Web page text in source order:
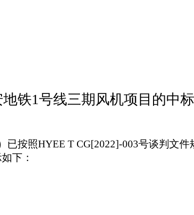
铁1号线三期风机项目 的中
已按照HYEE T CG[2022]-003号谈判 文件
下：